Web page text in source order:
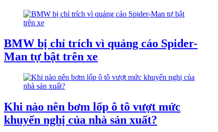
BMW bị chỉ trích vì quảng cáo Spider-
Man tự bật trên xe
Khi nào nên bơm lốp ô tô vượt mức
khuyến nghị của nhà sản xuất?